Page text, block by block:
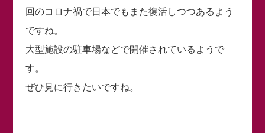
回のコロナ禍で日本でもまた復活しつつあるよう
ですね。
大型施設の駐車場などで開催されているようで
す。
ぜひ見に行きたいですね。